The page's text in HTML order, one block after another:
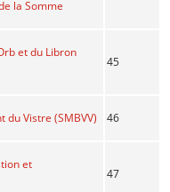
la Somme
et du Libron
45
du Vistre (SMBVV) 46
et
47